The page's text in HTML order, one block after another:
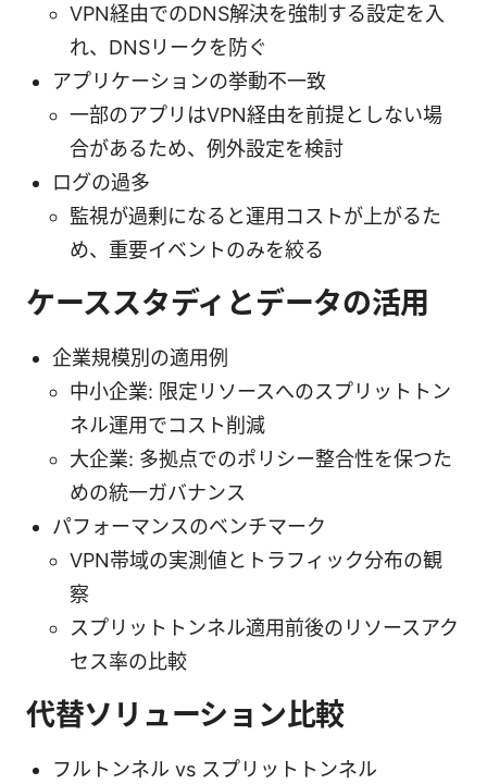
VPN経由でのDNS解決を強制する設定を入
れ、DNSリークを防ぐ
アプリケーションの挙動不一致
一部のアプリはVPN経由を前提としない場
合があるため、例外設定を検討
ログの過多
監視が過剰になると運用コストが上がるた
め、重要イベントのみを絞る
ケーススタディとデータの活用
企業規模別の適用例
中小企業: 限定リソースへのスプリットトン
ネル運用でコスト削減
大企業: 多拠点でのポリシー整合性を保つた
めの統一ガバナンス
パフォーマンスのベンチマーク
VPN帯域の実測値とトラフィック分布の観
察
スプリットトンネル適用前後のリソースアク
セス率の比較
代替ソリューション比較
フルトンネル vs スプリットトンネル